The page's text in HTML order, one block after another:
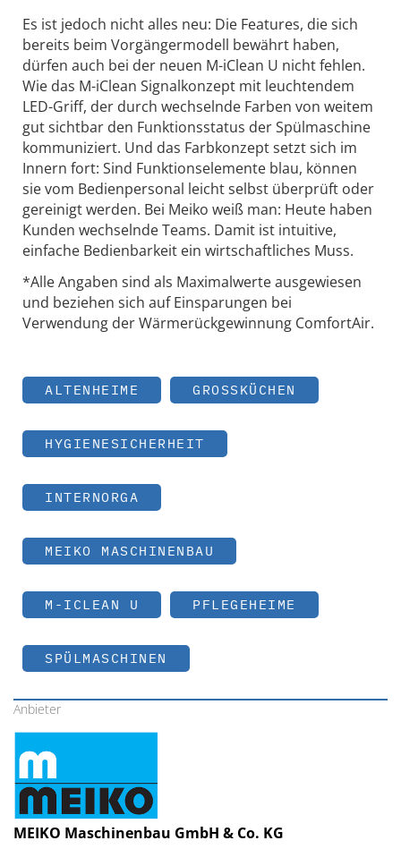
Es ist jedoch nicht alles neu: Die Features, die sich
bereits beim Vorgängermodell bewährt haben,
dürfen auch bei der neuen M-iClean U nicht fehlen.
Wie das M-iClean Signalkonzept mit leuchtendem
LED-Griff, der durch wechselnde Farben von weitem
gut sichtbar den Funktionsstatus der Spülmaschine
kommuniziert. Und das Farbkonzept setzt sich im
Innern fort: Sind Funktionselemente blau, können
sie vom Bedienpersonal leicht selbst überprüft oder
gereinigt werden. Bei Meiko weiß man: Heute haben
Kunden wechselnde Teams. Damit ist intuitive,
einfache Bedienbarkeit ein wirtschaftliches Muss.
*Alle Angaben sind als Maximalwerte ausgewiesen
und beziehen sich auf Einsparungen bei
Verwendung der Wärmerückgewinnung ComfortAir.
ALTENHEIME GROSSKÜCHEN
HYGIENESICHERHEIT
INTERNORGA
MEIKO MASCHINENBAU
M-ICLEAN U PFLEGEHEIME
SPÜLMASCHINEN
Anbieter
MEIKO Maschinenbau GmbH & Co. KG